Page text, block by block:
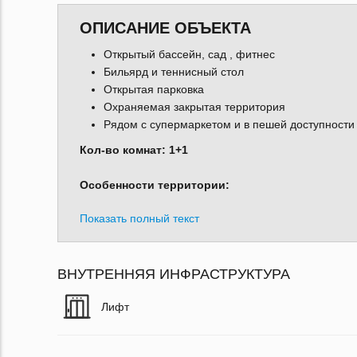
ОПИСАНИЕ ОБЪЕКТА
Открытый бассейн, сад , фитнес
Бильярд и теннисный стол
Открытая парковка
Охраняемая закрытая территория
Рядом с супермаркетом и в пешей доступности
Кол-во комнат: 1+1
Особенности территории:
Показать полный текст
ВНУТРЕННЯЯ ИНФРАСТРУКТУРА
Лифт